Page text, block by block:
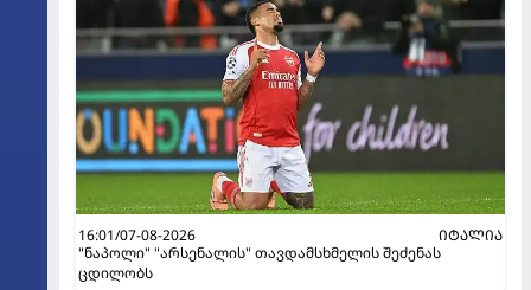
16:01/07-08-2026
ᲘᲢᲐᲚᲘᲐ
"ნაპოლი" "არსენალის" თავდამსხმელის შეძენას
ცდილობს